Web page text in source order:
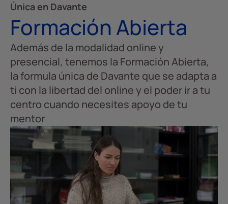
Única en Davante
Formación Abierta
Además de la modalidad online y
presencial, tenemos la Formación Abierta,
la formula única de Davante que se adapta a
ti con la libertad del online y el poder ir a tu
centro cuando necesites apoyo de tu
mentor